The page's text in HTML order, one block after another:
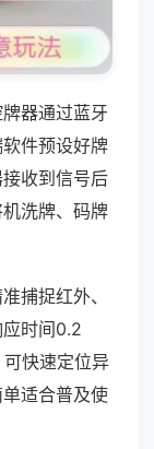
器通过蓝牙
件预设好牌
收到信号后
洗牌、码牌
捕捉红外、
时间0.2
快速定位异
适合普及使